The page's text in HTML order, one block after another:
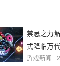
禁忌之力
式降临万
游戏新闻